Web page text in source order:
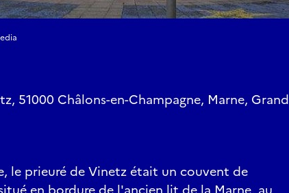
51000 Châlons-en-Champagne, Marne, Grand
le prieuré de Vinetz était un couvent de